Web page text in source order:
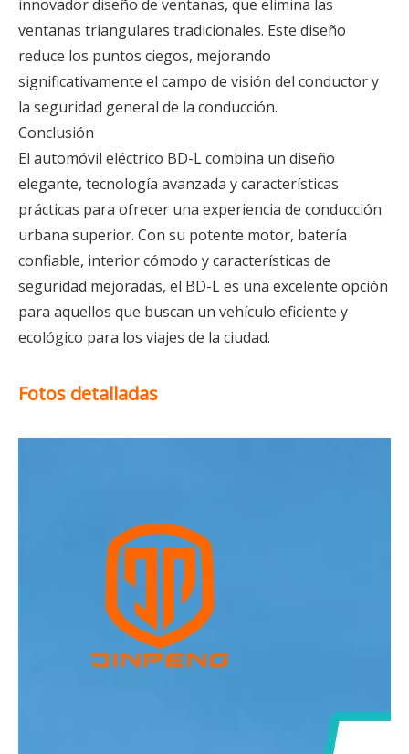
innovador diseño de ventanas, que elimina las
ventanas triangulares tradicionales. Este diseño
reduce los puntos ciegos, mejorando
significativamente el campo de visión del conductor y
la seguridad general de la conducción.
Conclusión
El automóvil eléctrico BD-L combina un diseño
elegante, tecnología avanzada y características
prácticas para ofrecer una experiencia de conducción
urbana superior. Con su potente motor, batería
confiable, interior cómodo y características de
seguridad mejoradas, el BD-L es una excelente opción
para aquellos que buscan un vehículo eficiente y
ecológico para los viajes de la ciudad.
Fotos detalladas